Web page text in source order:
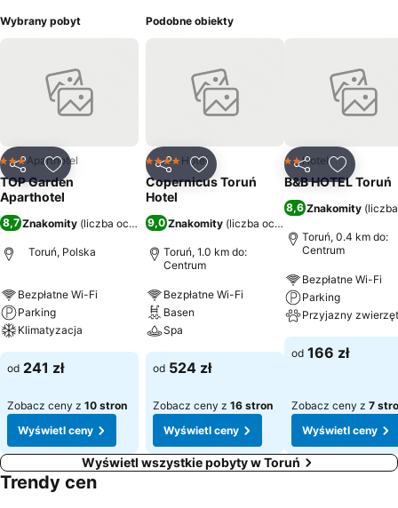
Wybrany pobyt
UdostępnijDodaj do ulubionych
3 Kategoria
Aparthotel
TOP Garden
Aparthotel
8,7 Znakomity (liczba ocen: 3474)
Toruń, Polska
Bezpłatne Wi-Fi
Parking
Klimatyzacja
od 241 zł
Zobacz ceny z 10 stron
Wyświetl ceny
Podobne obiekty
UdostępnijDodaj do ulubionych
4 Kategoria
Hotel
Copernicus Toruń
Hotel
9,0 Znakomity (liczba ocen: 8613
Toruń, 1.0 km do:
Centrum
Bezpłatne Wi-Fi
Basen
Spa
od 524 zł
Zobacz ceny z 16 stron
Wyświetl ceny
UdostępnijDodaj
2 Kategoria
Hotel
B&B HOTEL Toruń
8,6 Znakomity (
Toruń, 0.4 km do:
Centrum
Bezpłatne Wi-Fi
Parking
Przyjazny
od 166 zł
Zobacz ceny z 7
Wyświetl ceny
Wyświetl wszystkie pobyty w Toruń
Trendy cen